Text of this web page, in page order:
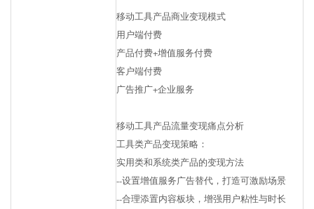
移动工具产品商业变现模式
用户端付费
产品付费+增值服务付费
客户端付费
广告推广+企业服务
移动工具产品流量变现痛点分析
工具类产品变现策略：
实用类和系统类产品的变现方法
--设置增值服务广告替代，打造可激励场景
--合理添置内容板块，增强用户粘性与时长